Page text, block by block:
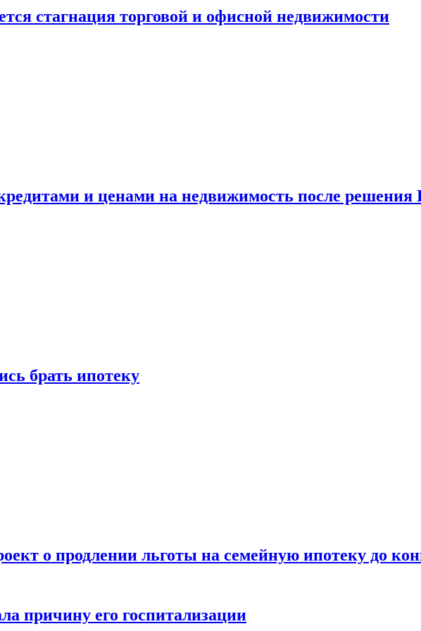
стагнация торговой и офисной недвижимости
и ценами на недвижимость после
брать ипотеку
о продлении льготы на семейную ипотеку до
причину его госпитализации